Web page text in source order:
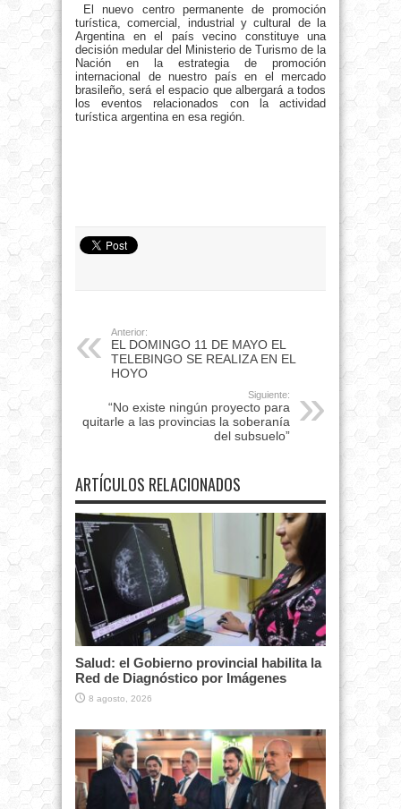
El nuevo centro permanente de promoción
turística, comercial, industrial y cultural de la
Argentina en el país vecino constituye una
decisión medular del Ministerio de Turismo de la
Nación en la estrategia de promoción
internacional de nuestro país en el mercado
brasileño, será el espacio que albergará a todos
los eventos relacionados con la actividad
turística argentina en esa región.
Anterior:
EL DOMINGO 11 DE MAYO EL
TELEBINGO SE REALIZA EN EL
HOYO
Siguiente:
“No existe ningún proyecto para
quitarle a las provincias la soberanía
del subsuelo”
ARTÍCULOS RELACIONADOS
Salud: el Gobierno provincial habilita la
Red de Diagnóstico por Imágenes
8 agosto, 2026